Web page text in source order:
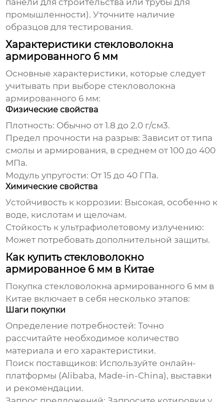
панели для строительства или трубы для
промышленности). Уточните наличие
образцов для тестирования.
Характеристики стекловолокна
армированного 6 мм
Основные характеристики, которые следует
учитывать при выборе стекловолокна
армированного 6 мм:
Физические свойства
Плотность: Обычно от 1.8 до 2.0 г/см3.
Предел прочности на разрыв: Зависит от типа
смолы и армирования, в среднем от 100 до 400
МПа.
Модуль упругости: От 15 до 40 ГПа.
Химические свойства
Устойчивость к коррозии: Высокая, особенно к
воде, кислотам и щелочам.
Стойкость к ультрафиолетовому излучению:
Может потребовать дополнительной защиты.
Как купить стекловолокно
армированное 6 мм в Китае
Покупка стекловолокна армированного 6 мм в
Китае включает в себя несколько этапов:
Шаги покупки
Определение потребностей: Точно
рассчитайте необходимое количество
материала и его характеристики.
Поиск поставщиков: Используйте онлайн-
платформы (Alibaba, Made-in-China), выставки
и рекомендации.